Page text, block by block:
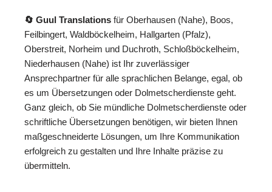
🔄 Guul Translations für Oberhausen (Nahe), Boos,
Feilbingert, Waldböckelheim, Hallgarten (Pfalz),
Oberstreit, Norheim und Duchroth, Schloßböckelheim,
Niederhausen (Nahe) ist Ihr zuverlässiger
Ansprechpartner für alle sprachlichen Belange, egal, ob
es um Übersetzungen oder Dolmetscherdienste geht.
Ganz gleich, ob Sie mündliche Dolmetscherdienste oder
schriftliche Übersetzungen benötigen, wir bieten Ihnen
maßgeschneiderte Lösungen, um Ihre Kommunikation
erfolgreich zu gestalten und Ihre Inhalte präzise zu
übermitteln.